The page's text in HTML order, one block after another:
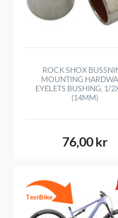
ROCK SHOX
MOUNTING
EYELETS BUSHING, 1/
(14MM)
76,00 kr